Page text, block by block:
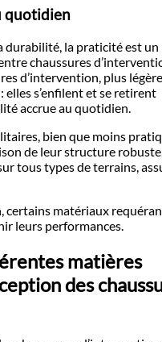
quotidien
durabilité, la praticité est un
chaussures
d’intervention, plus
s’enfilent et se retirent
accrue au quotidien.
bien que moins
de leur structure
tous types de terrains,
certains matériaux
leurs performances.
matières
des